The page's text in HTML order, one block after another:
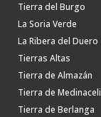
Tierra del Burgo
La Soria Verde
La Ribera del Duero
Tierras Altas
Tierra de Almazán
Tierra de Medinaceli
Tierra de Berlanga